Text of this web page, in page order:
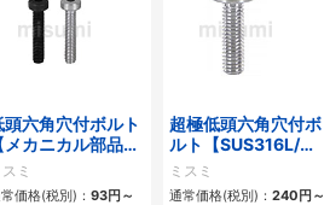
頭六角穴付ボルト
メカニカル部品カ
ログ掲載】
スミ
価格(税別)： 93円～
超極低頭六角穴付ボ
ルト【SUS316L/
SUS304相当/
SCM435】
ミスミ
通常価格(税別)： 240円～